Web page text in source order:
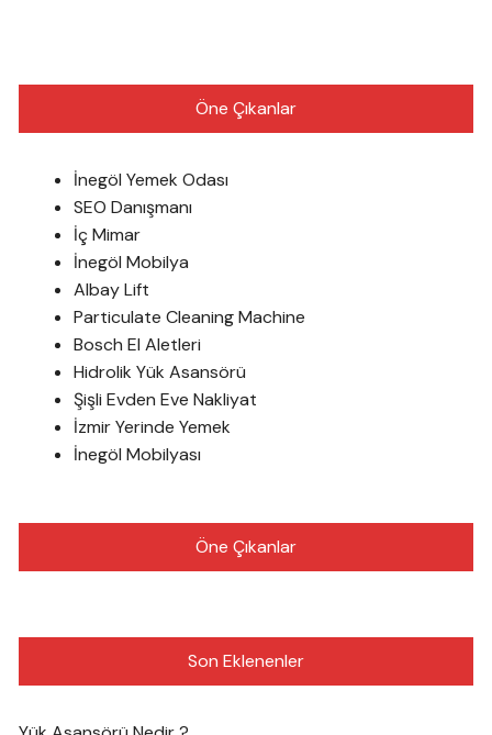
Öne Çıkanlar
İnegöl Yemek Odası
SEO Danışmanı
İç Mimar
İnegöl Mobilya
Albay Lift
Particulate Cleaning Machine
Bosch El Aletleri
Hidrolik Yük Asansörü
Şişli Evden Eve Nakliyat
İzmir Yerinde Yemek
İnegöl Mobilyası
Öne Çıkanlar
Son Eklenenler